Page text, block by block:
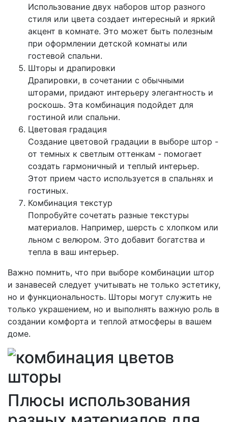
Использование двух наборов штор разного
стиля или цвета создает интересный и яркий
акцент в комнате. Это может быть полезным
при оформлении детской комнаты или
гостевой спальни.
Шторы и драпировки
Драпировки, в сочетании с обычными
шторами, придают интерьеру элегантность и
роскошь. Эта комбинация подойдет для
гостиной или спальни.
Цветовая градация
Создание цветовой градации в выборе штор -
от темных к светлым оттенкам - помогает
создать гармоничный и теплый интерьер.
Этот прием часто используется в спальнях и
гостиных.
Комбинация текстур
Попробуйте сочетать разные текстуры
материалов. Например, шерсть с хлопком или
льном с велюром. Это добавит богатства и
тепла в ваш интерьер.
Важно помнить, что при выборе комбинации штор
и занавесей следует учитывать не только эстетику,
но и функциональность. Шторы могут служить не
только украшением, но и выполнять важную роль в
создании комфорта и теплой атмосферы в вашем
доме.
Плюсы использования